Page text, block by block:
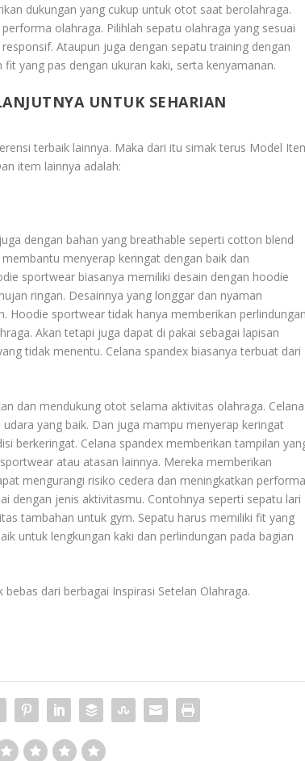
dukungan yang cukup untuk otot saat berolahraga.
olahraga. Pilihlah sepatu olahraga yang sesuai
Ataupun juga dengan sepatu training dengan
yang pas dengan ukuran kaki, serta kenyamanan.
UNTUK SEHARIAN
terbaik lainnya. Maka dari itu simak terus Model
item lainnya adalah:
dengan bahan yang breathable seperti cotton blend
menyerap keringat dengan baik dan
sportwear biasanya memiliki desain dengan hoodie
ringan. Desainnya yang longgar dan nyaman
Hoodie sportwear tidak hanya memberikan
Akan tetapi juga dapat di pakai sebagai lapisan
tidak menentu. Celana spandex biasanya terbuat dari
dan mendukung otot selama aktivitas olahraga. Celana
yang baik. Dan juga mampu menyerap keringat
berkeringat. Celana spandex memberikan tampilan
atau atasan lainnya. Mereka memberikan
mengurangi risiko cedera dan meningkatkan
dengan jenis aktivitasmu. Contohnya seperti sepatu lari
tambahan untuk gym. Sepatu harus memiliki fit yang
untuk lengkungan kaki dan perlindungan pada bagian
bebas dari berbagai Inspirasi Setelan Olahraga.